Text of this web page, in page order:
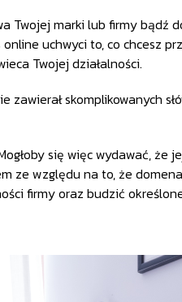
Twojej marki lub firmy bądź
uchwyci to, co chcesz
Twojej działalności.
zawierał skomplikowanych
się więc wydawać,
ze względu na to, że
firmy oraz budzić